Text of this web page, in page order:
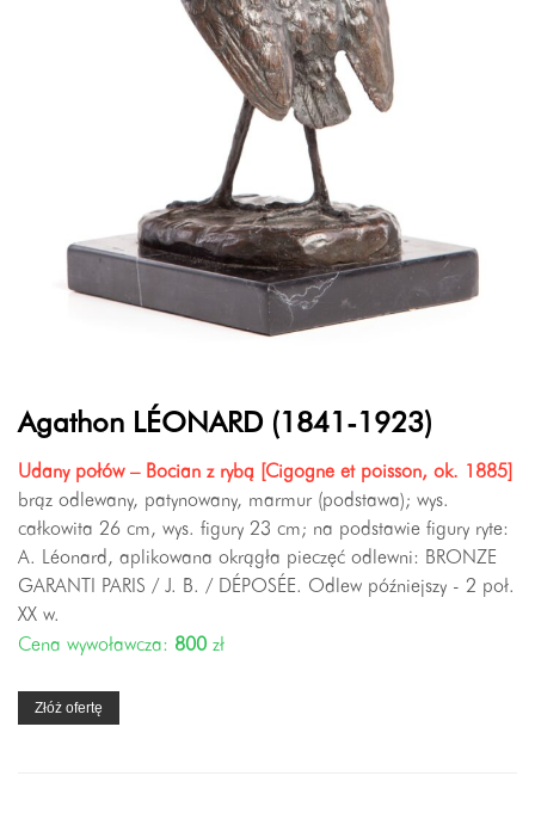
Agathon LÉONARD (1841-1923)
Udany połów – Bocian z rybą [Cigogne et poisson, ok. 1885]
brąz odlewany, patynowany, marmur (podstawa); wys.
całkowita 26 cm, wys. figury 23 cm; na podstawie figury ryte:
A. Léonard, aplikowana okrągła pieczęć odlewni: BRONZE
GARANTI PARIS / J. B. / DÉPOSÉE. Odlew późniejszy - 2 poł.
XX w.
Cena wywoławcza: 800 zł
Złóż ofertę